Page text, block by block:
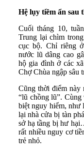
Hệ lụy tiềm ẩn sau
Cuối tháng 10,
Trung lại chìm
cục bộ. Chỉ riêng
nước lũ dâng cao
hộ gia đình ở các
Chợ Chùa ngập sâu
Cũng thời điểm này
“lũ chồng lũ”.
biệt nguy hiểm, như
lại nhà cửa bị tàn
sở hạ tầng bị hư
rất nhiều nguy cơ
trẻ nhỏ.